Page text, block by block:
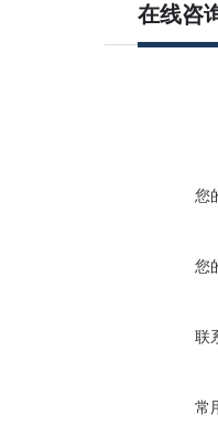
在线咨
您
您
联
常